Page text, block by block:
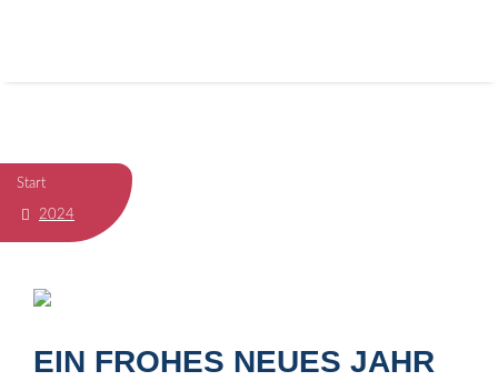
Start
2024
EIN FROHES NEUES JAHR